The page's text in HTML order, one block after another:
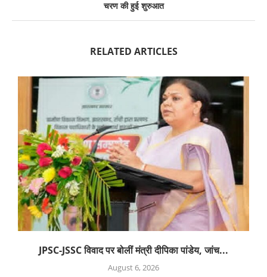
चरण की हुई शुरुआत
RELATED ARTICLES
JPSC-JSSC विवाद पर बोलीं मंत्री दीपिका पांडेय, जांच...
August 6, 2026